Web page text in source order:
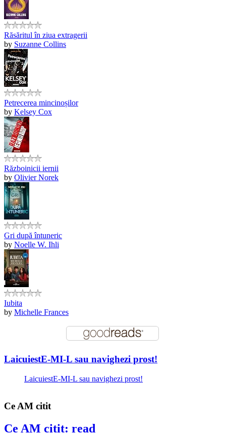
Răsăritul în ziua extragerii
by Suzanne Collins
Petrecerea mincinoșilor
by Kelsey Cox
Războinicii iernii
by Olivier Norek
Gri după întuneric
by Noelle W. Ihli
Iubita
by Michelle Frances
LaicuiestE-MI-L sau navighezi prost!
LaicuiestE-MI-L sau navighezi prost!
Ce AM citit
Ce AM citit: read